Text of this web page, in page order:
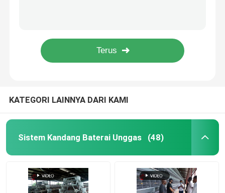
Kandang Lapisan Unggas
Kandang ayam ayam pedaging
Kandang Ayam Brooder
peralatan kandang ayam otomatis
KATEGORI LAINNYA DARI KAMI
Sistem Kandang Baterai Unggas (48)